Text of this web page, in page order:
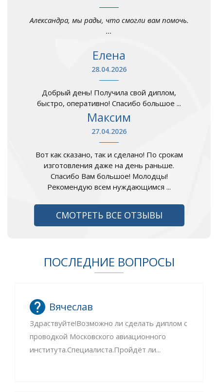
Александра, мы рады, что смогли вам помочь.
...
Елена
28.04.2026
Добрый день! Получила свой диплом,
быстро, оперативно! Спасибо большое ...
Максим
27.04.2026
Вот как сказано, так и сделано! По срокам
изготовления даже на день раньше.
Спасибо Вам большое! Молодцы!
Рекомендую всем нуждающимся ...
СМОТРЕТЬ ВСЕ ОТЗЫВЫ
ПОСЛЕДНИЕ ВОПРОСЫ
Вячеслав
Здраствуйте!Возможно ли сделать диплом с
проводкой Московского авиационного
института.Специалиста.Пройдёт ли...